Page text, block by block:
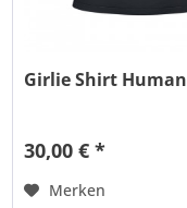
Girlie Shirt Human
30,00 € *
Merken